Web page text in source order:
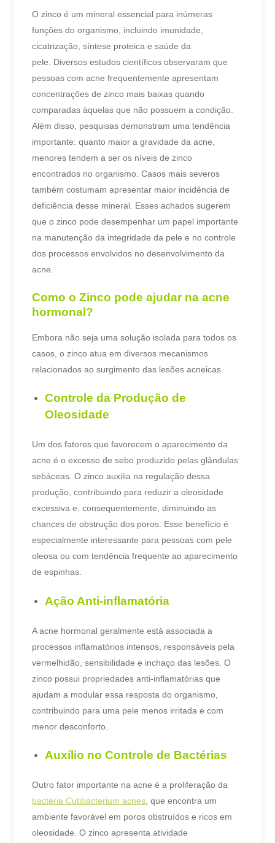
O zinco é um mineral essencial para inúmeras
funções do organismo, incluindo imunidade,
cicatrização, síntese proteica e saúde da
pele. Diversos estudos científicos observaram que
pessoas com acne frequentemente apresentam
concentrações de zinco mais baixas quando
comparadas àquelas que não possuem a condição.
Além disso, pesquisas demonstram uma tendência
importante: quanto maior a gravidade da acne,
menores tendem a ser os níveis de zinco
encontrados no organismo. Casos mais severos
também costumam apresentar maior incidência de
deficiência desse mineral. Esses achados sugerem
que o zinco pode desempenhar um papel importante
na manutenção da integridade da pele e no controle
dos processos envolvidos no desenvolvimento da
acne.
Como o Zinco pode ajudar na acne
hormonal?
Embora não seja uma solução isolada para todos os
casos, o zinco atua em diversos mecanismos
relacionados ao surgimento das lesões acneicas.
Controle da Produção de
Oleosidade
Um dos fatores que favorecem o aparecimento da
acne é o excesso de sebo produzido pelas glândulas
sebáceas.O zinco auxilia na regulação dessa
produção, contribuindo para reduzir a oleosidade
excessiva e, consequentemente, diminuindo as
chances de obstrução dos poros. Esse benefício é
especialmente interessante para pessoas com pele
oleosa ou com tendência frequente ao aparecimento
de espinhas.
Ação Anti-inflamatória
A acne hormonal geralmente está associada a
processos inflamatórios intensos, responsáveis pela
vermelhidão, sensibilidade e inchaço das lesões.O
zinco possui propriedades anti-inflamatórias que
ajudam a modular essa resposta do organismo,
contribuindo para uma pele menos irritada e com
menor desconforto.
Auxílio no Controle de Bactérias
Outro fator importante na acne é a proliferação da
bactéria Cutibacterium acnes , que encontra um
ambiente favorável em poros obstruídos e ricos em
oleosidade.O zinco apresenta atividade